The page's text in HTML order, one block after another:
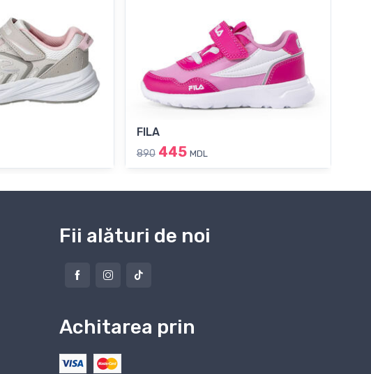
FILA
890 445 MDL
Fii alături de noi
Achitarea prin